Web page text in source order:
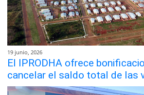
19 junio, 2026
El IPRODHA ofrece
cancelar el saldo total de las